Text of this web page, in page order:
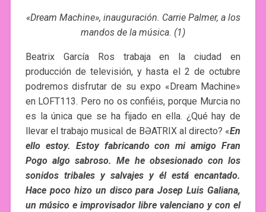
«Dream Machine», inauguración. Carrie Palmer, a los
mandos de la música. (1)
Beatrix García Ros trabaja en la ciudad en
producción de televisión, y hasta el 2 de octubre
podremos disfrutar de su expo «Dream Machine»
en LOFT113. Pero no os confiéis, porque Murcia no
es la única que se ha fijado en ella. ¿Qué hay de
llevar el trabajo musical de BƏATRIX al directo? «En
ello estoy. Estoy fabricando con mi amigo Fran
Pogo algo sabroso. Me he obsesionado con los
sonidos tribales y salvajes y él está encantado.
Hace poco hizo un disco para Josep Luis Galiana,
un músico e improvisador libre valenciano y con el